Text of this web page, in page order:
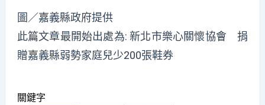
圖／嘉義縣政府提供
此篇文章最開始出處為:新北市樂心關懷協會 捐
贈嘉義縣弱勢家庭兒少200張鞋券
關鍵字